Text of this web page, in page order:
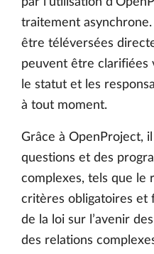
traitement
être téléversées
peuvent être clarifiées
le statut et les
à tout moment.
Grâce à OpenProject,
questions et des
complexes, tels que le
critères obligatoires et
de la loi sur l’avenir
des relations